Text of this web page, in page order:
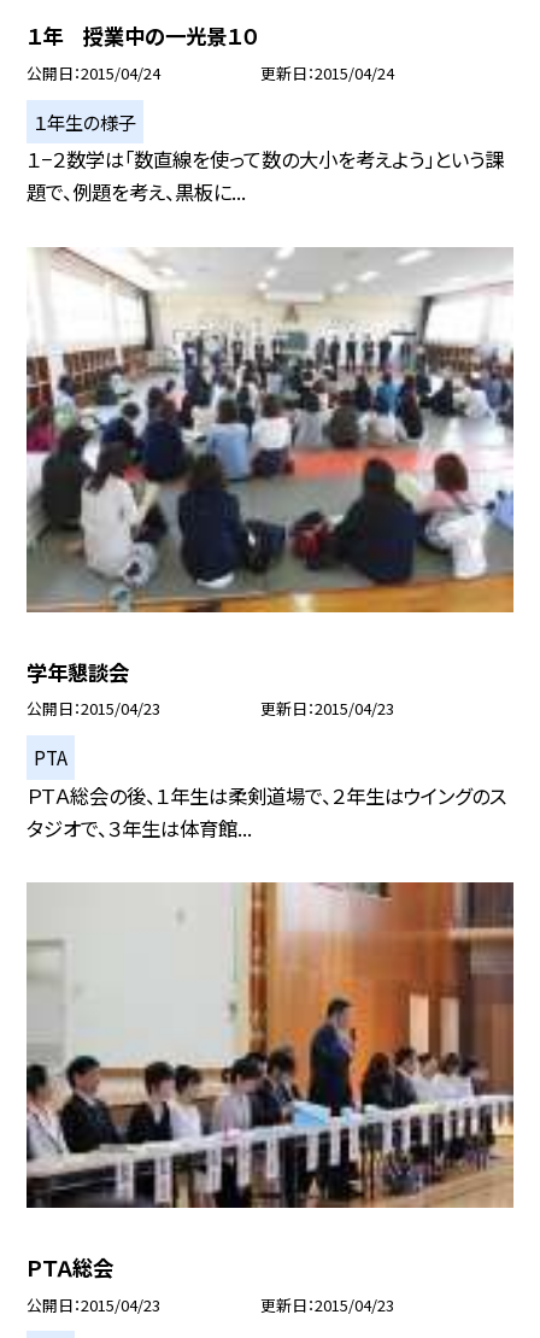
１年 授業中の一光景１０
公開日 2015/04/24 更新日 2015/04/24
１年生の様子
１−２数学は「数直線を使って数の大小を考えよう」という課
題で、例題を考え、黒板に...
学年懇談会
公開日 2015/04/23 更新日 2015/04/23
PTA
ＰＴＡ総会の後、１年生は柔剣道場で、２年生はウイングのス
タジオで、３年生は体育館...
ＰＴＡ総会
公開日 2015/04/23 更新日 2015/04/23